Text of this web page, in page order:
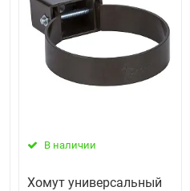
В наличии
Хомут универсальный